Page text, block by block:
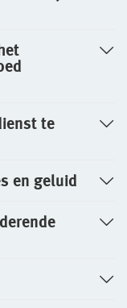
te
en geluid